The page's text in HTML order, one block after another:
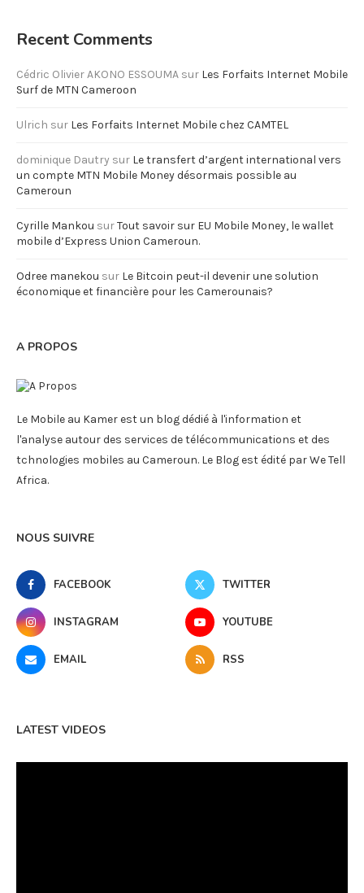
Recent Comments
Cédric Olivier AKONO ESSOUMA sur Les Forfaits Internet Mobile
Surf de MTN Cameroon
Ulrich sur Les Forfaits Internet Mobile chez CAMTEL
dominique Dautry sur Le transfert d’argent international vers
un compte MTN Mobile Money désormais possible au
Cameroun
Cyrille Mankou surTout savoir sur EU Mobile Money, le wallet
mobile d’Express Union Cameroun.
Odree manekou sur Le Bitcoin peut-il devenir une solution
économique et financière pour les Camerounais?
A PROPOS
Le Mobile au Kamer est un blog dédié à l'information et
l'analyse autour des services de télécommunications et des
tchnologies mobiles au Cameroun. Le Blog est édité par We Tell
Africa.
NOUS SUIVRE
FACEBOOK TWITTER
INSTAGRAM YOUTUBE
EMAIL RSS
LATEST VIDEOS